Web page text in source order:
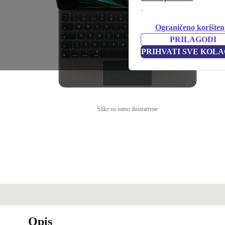
.
Ograničeno
PRILAGODI
PRIHVATI SVE
Slike su samo ilustrativne
Opis